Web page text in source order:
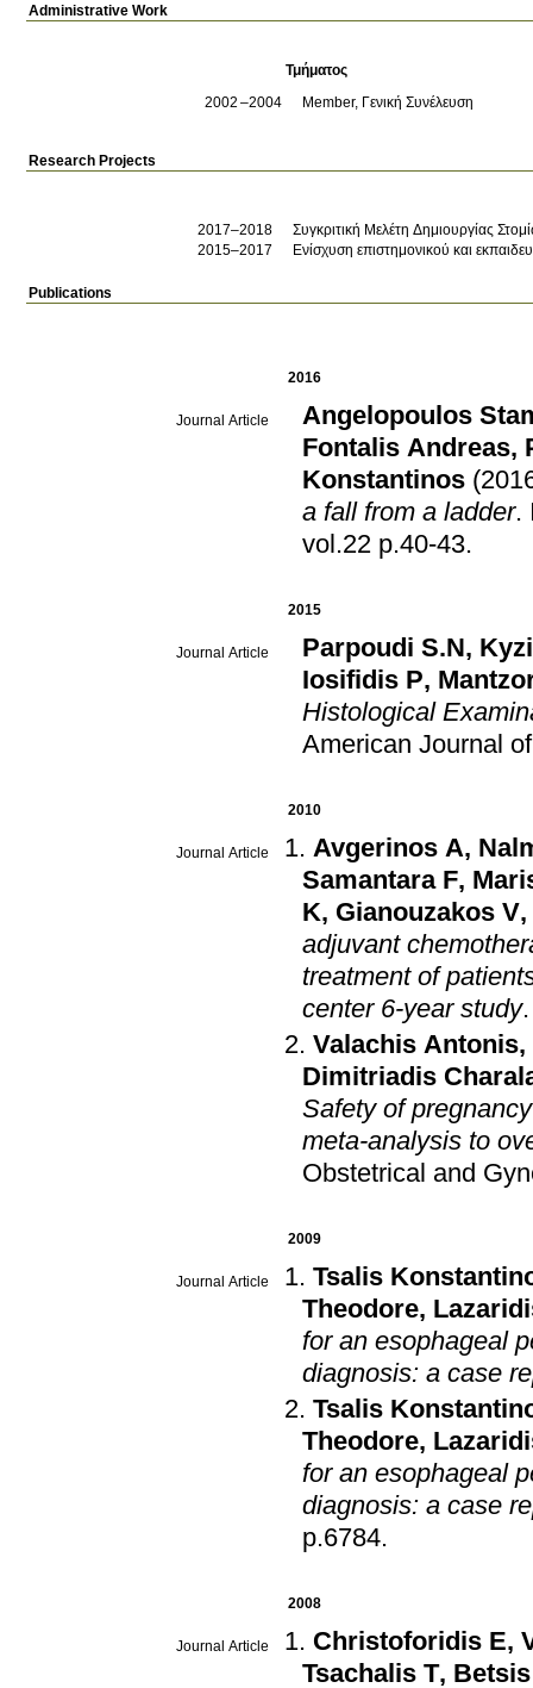
Administrative Work
Τμήματος
2002
2004 Member, Γενική Συνέλευση
Research Projects
2017–2018
Συγκριτική Μελέτη Δημιουργίας
2015–2017
Ενίσχυση επιστημονικού και
Publications
2016
Journal Article
Angelopoulos
Fontalis Andreas,
Konstantinos
a fall from a ladder.
vol.22 p.40-43.
2015
Journal Article Parpoudi S.N,
Iosifidis P,
Histological
American Journal
2010
Journal Article Avgerinos A,
Samantara F,
K, Gianouzakos V
adjuvant
treatment of
center 6-year study
Valachis Antonis,
Dimitriadis
Safety of
meta-analysis to
Obstetrical and
2009
Journal Article
Tsalis
Theodore,
for an esophageal
diagnosis: a case
Tsalis
Theodore,
for an esophageal
diagnosis: a case
p.6784.
2008
Journal Article Christoforidis E,
Tsachalis T,